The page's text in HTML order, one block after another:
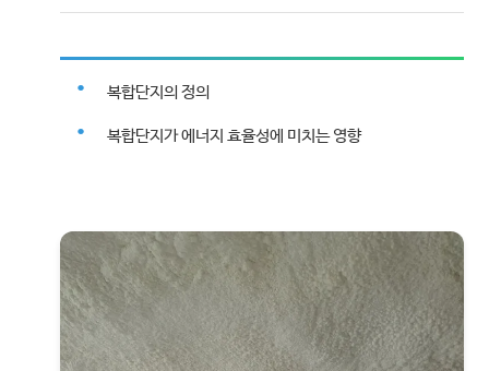
복합단지의 정의
복합단지가 에너지 효율성에 미치는 영향